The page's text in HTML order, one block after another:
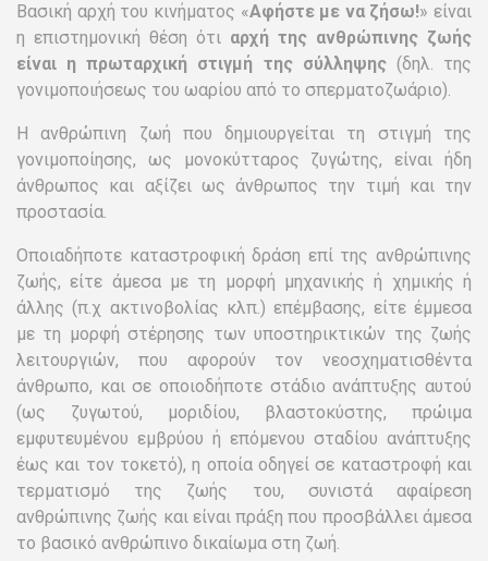
Βασική αρχή του κινήματος «Αφήστε με να ζήσω!» είναι
η επιστημονική θέση ότι αρχή της ανθρώπινης ζωής
είναι η πρωταρχική στιγμή της σύλληψης(δηλ. της
γονιμοποιήσεως του ωαρίου από το σπερματοζωάριο).
Η ανθρώπινη ζωή που δημιουργείται τη στιγμή της
γονιμοποίησης, ως μονοκύτταρος ζυγώτης, είναι ήδη
άνθρωπος και αξίζει ως άνθρωπος την τιμή και την
προστασία.
Οποιαδήποτε καταστροφική δράση επί της ανθρώπινης
ζωής, είτε άμεσα με τη μορφή μηχανικής ή χημικής ή
άλλης (π.χ ακτινοβολίας κλπ.) επέμβασης, είτε έμμεσα
με τη μορφή στέρησης των υποστηρικτικών της ζωής
λειτουργιών, που αφορούν τον νεοσχηματισθέντα
άνθρωπο, και σε οποιοδήποτε στάδιο ανάπτυξης αυτού
(ως ζυγωτού, μοριδίου, βλαστοκύστης, πρώιμα
εμφυτευμένου εμβρύου ή επόμενου σταδίου ανάπτυξης
έως και τον τοκετό), η οποία οδηγεί σε καταστροφή και
τερματισμό της ζωής του, συνιστά αφαίρεση
ανθρώπινης ζωής και είναι πράξη που προσβάλλει άμεσα
το βασικό ανθρώπινο δικαίωμα στη ζωή.